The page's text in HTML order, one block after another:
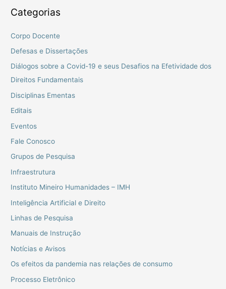
Categorias
Corpo Docente
Defesas e Dissertações
Diálogos sobre a Covid-19 e seus Desafios na Efetividade dos
Direitos Fundamentais
Disciplinas Ementas
Editais
Eventos
Fale Conosco
Grupos de Pesquisa
Infraestrutura
Instituto Mineiro Humanidades – IMH
Inteligência Artificial e Direito
Linhas de Pesquisa
Manuais de Instrução
Notícias e Avisos
Os efeitos da pandemia nas relações de consumo
Processo Eletrônico